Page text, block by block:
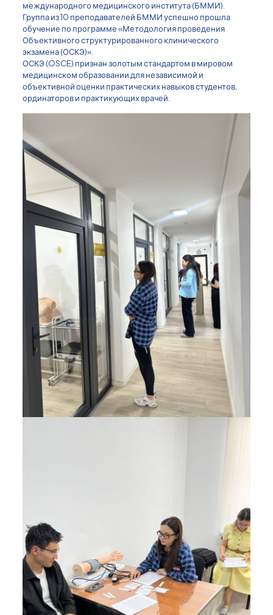
международного медицинского института (БММИ).
Группа из 10 преподавателей БММИ успешно прошла
обучение по программе «Методология проведения
Объективного структурированного клинического
экзамена (ОСКЭ)».
ОСКЭ (OSCE) признан золотым стандартом в мировом
медицинском образовании для независимой и
объективной оценки практических навыков студентов,
ординаторов и практикующих врачей.